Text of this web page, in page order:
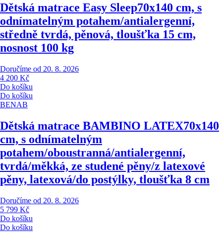
Dětská matrace Easy Sleep70x140 cm, s
odnímatelným potahem/antialergenní,
středně tvrdá, pěnová, tloušťka 15 cm,
nosnost 100 kg
Doručíme od 20. 8. 2026
4 200 Kč
Do košíku
Do košíku
BENAB
Dětská matrace BAMBINO LATEX70x140
cm, s odnímatelným
potahem/oboustranná/antialergenní,
tvrdá/měkká, ze studené pěny/z latexové
pěny, latexová/do postýlky, tloušťka 8 cm
Doručíme od 20. 8. 2026
5 799 Kč
Do košíku
Do košíku